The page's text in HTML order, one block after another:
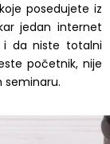
posedujete iz
jedan internet
i da niste totalni
početnik, nije
seminaru.